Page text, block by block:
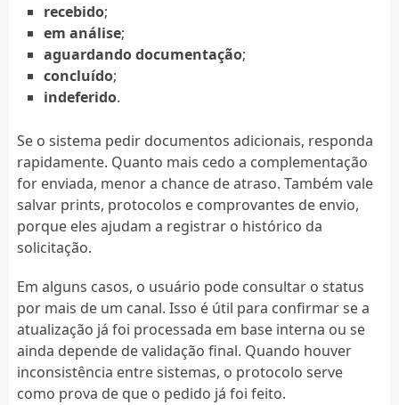
recebido;
em análise;
aguardando documentação;
concluído;
indeferido.
Se o sistema pedir documentos adicionais, responda
rapidamente. Quanto mais cedo a complementação
for enviada, menor a chance de atraso. Também vale
salvar prints, protocolos e comprovantes de envio,
porque eles ajudam a registrar o histórico da
solicitação.
Em alguns casos, o usuário pode consultar o status
por mais de um canal. Isso é útil para confirmar se a
atualização já foi processada em base interna ou se
ainda depende de validação final. Quando houver
inconsistência entre sistemas, o protocolo serve
como prova de que o pedido já foi feito.